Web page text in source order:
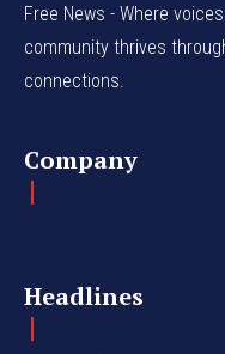
Free News - Where
community thrives
connections.
Company
Headlines